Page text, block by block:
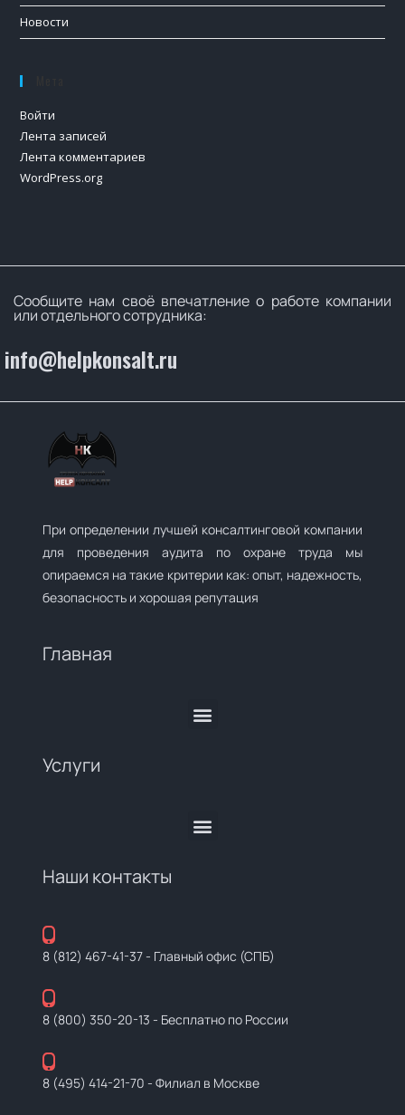
Новости
Войти
Лента записей
Лента комментариев
WordPress.org
Сообщите нам своё впечатление о работе компании
или отдельного сотрудника:
info@helpkonsalt.ru
При определении лучшей консалтинговой компании
для проведения аудита по охране труда мы
опираемся на такие критерии как: опыт, надежность,
безопасность и хорошая репутация
Главная
Услуги
Наши контакты
8 (812) 467-41-37- Главный офис (СПБ)
8 (800) 350-20-13 - Бесплатно по России
8 (495) 414-21-70 - Филиал в Москве